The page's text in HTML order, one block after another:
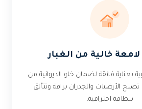
لامعة خالية من الغبار
بعناية فائقة لضمان خلو الديوانية من
تصبح الأرضيات والجدران براقة وتتألق
بنظافة احترافية.